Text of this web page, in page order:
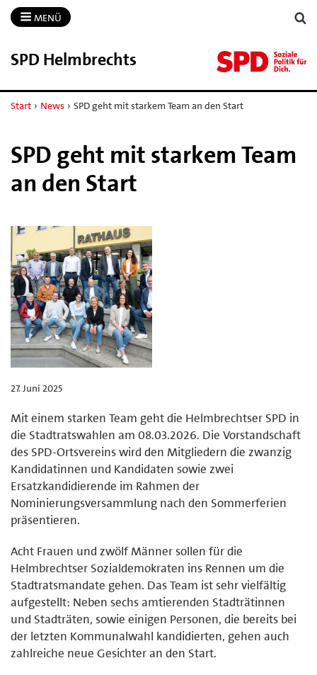
MENÜ
SPD Helmbrechts
Start › News › SPD geht mit starkem Team an den Start
SPD geht mit starkem Team
an den Start
27. Juni 2025
Mit einem starken Team geht die Helmbrechtser SPD in
die Stadtratswahlen am 08.03.2026. Die Vorstandschaft
des SPD-Ortsvereins wird den Mitgliedern die zwanzig
Kandidatinnen und Kandidaten sowie zwei
Ersatzkandidierende im Rahmen der
Nominierungsversammlung nach den Sommerferien
präsentieren.
Acht Frauen und zwölf Männer sollen für die
Helmbrechtser Sozialdemokraten ins Rennen um die
Stadtratsmandate gehen. Das Team ist sehr vielfältig
aufgestellt: Neben sechs amtierenden Stadträtinnen
und Stadträten, sowie einigen Personen, die bereits bei
der letzten Kommunalwahl kandidierten, gehen auch
zahlreiche neue Gesichter an den Start.